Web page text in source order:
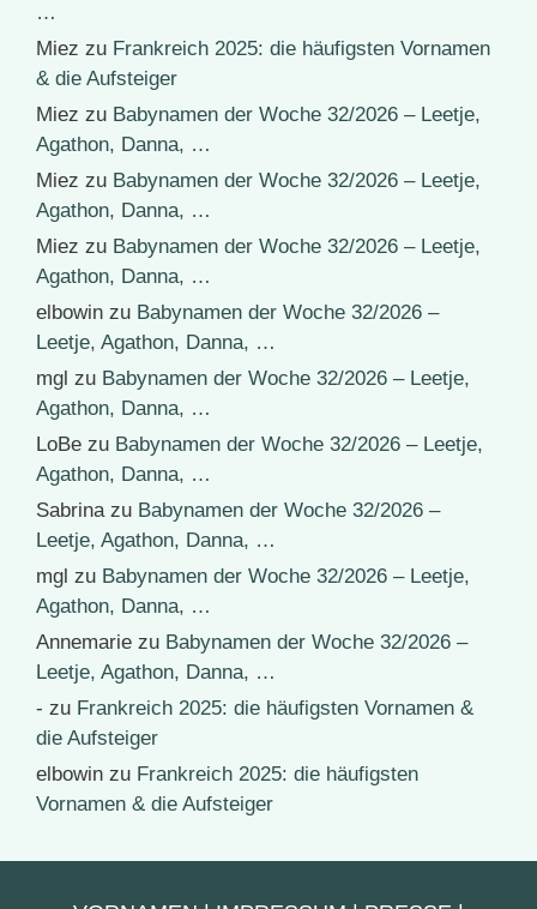
…
Miez zu Frankreich 2025: die häufigsten Vornamen
& die Aufsteiger
Miez zu Babynamen der Woche 32/2026 – Leetje,
Agathon, Danna, …
Miez zu Babynamen der Woche 32/2026 – Leetje,
Agathon, Danna, …
Miez zu Babynamen der Woche 32/2026 – Leetje,
Agathon, Danna, …
elbowin zu Babynamen der Woche 32/2026 –
Leetje, Agathon, Danna, …
mgl zu Babynamen der Woche 32/2026 – Leetje,
Agathon, Danna, …
LoBe zu Babynamen der Woche 32/2026 – Leetje,
Agathon, Danna, …
Sabrinazu Babynamen der Woche 32/2026 –
Leetje, Agathon, Danna, …
mgl zu Babynamen der Woche 32/2026 – Leetje,
Agathon, Danna, …
Annemarie zu Babynamen der Woche 32/2026 –
Leetje, Agathon, Danna, …
- zu Frankreich 2025: die häufigsten Vornamen &
die Aufsteiger
elbowin zu Frankreich 2025: die häufigsten
Vornamen & die Aufsteiger